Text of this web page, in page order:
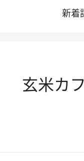
新着
玄米カ